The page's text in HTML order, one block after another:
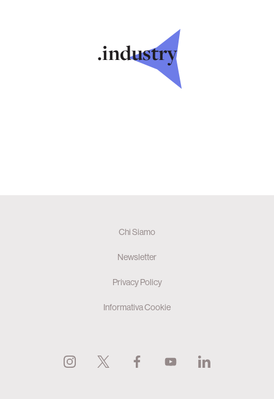
.industry
Chi Siamo
Newsletter
Privacy Policy
Informativa Cookie